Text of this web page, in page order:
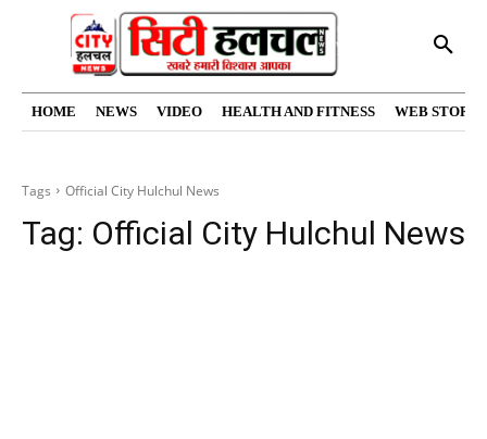
HOME NEWS VIDEO HEALTH AND FITNESS WEB
Tags Official City Hulchul News
Tag: Official City Hulchul News